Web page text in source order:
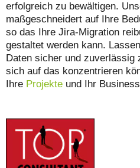
erfolgreich zu bewältigen.
maßgeschneidert auf Ihre
so das Ihre Jira-Migration
gestaltet werden kann.
Daten sicher und zuverlässig
sich auf das konzentrieren
Ihre Projekte und Ihr